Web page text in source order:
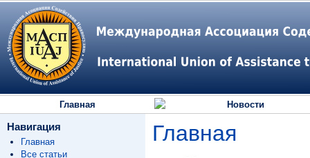
Главная Новости
Навигация
Главная
Все статьи
Главная